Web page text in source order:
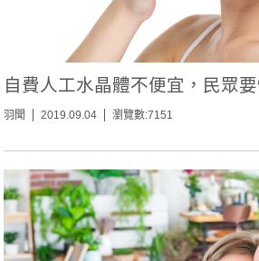
自費人工水晶體不便宜，民眾
羽聞 2019.09.04 瀏覽數:7151